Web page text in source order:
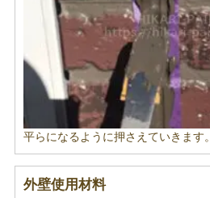
平らになるように押さえていきます。
外壁使用材料